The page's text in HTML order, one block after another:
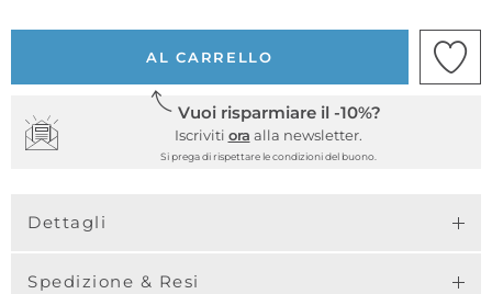
AL CARRELLO
Vuoi risparmiare il -10%?
Iscriviti ora alla newsletter.
Si prega di rispettare le condizioni del buono.
Dettagli
Spedizione & Resi